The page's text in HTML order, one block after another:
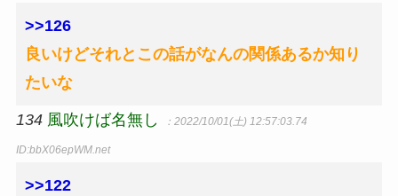
>>126
良いけどそれとこの話がなんの関係あるか知り
たいな
134 風吹けば名無し ：2022/10/01(土) 12:57:03.74
ID:bbX06epWM.net
>>122